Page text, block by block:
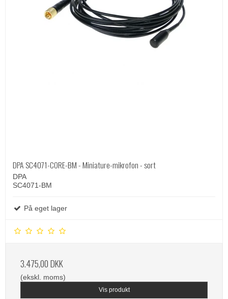
DPA SC4071-CORE-BM - Miniature-mikrofon - sort
DPA
SC4071-BM
På eget lager
3.475,00 DKK
(ekskl. moms)
Vis produkt